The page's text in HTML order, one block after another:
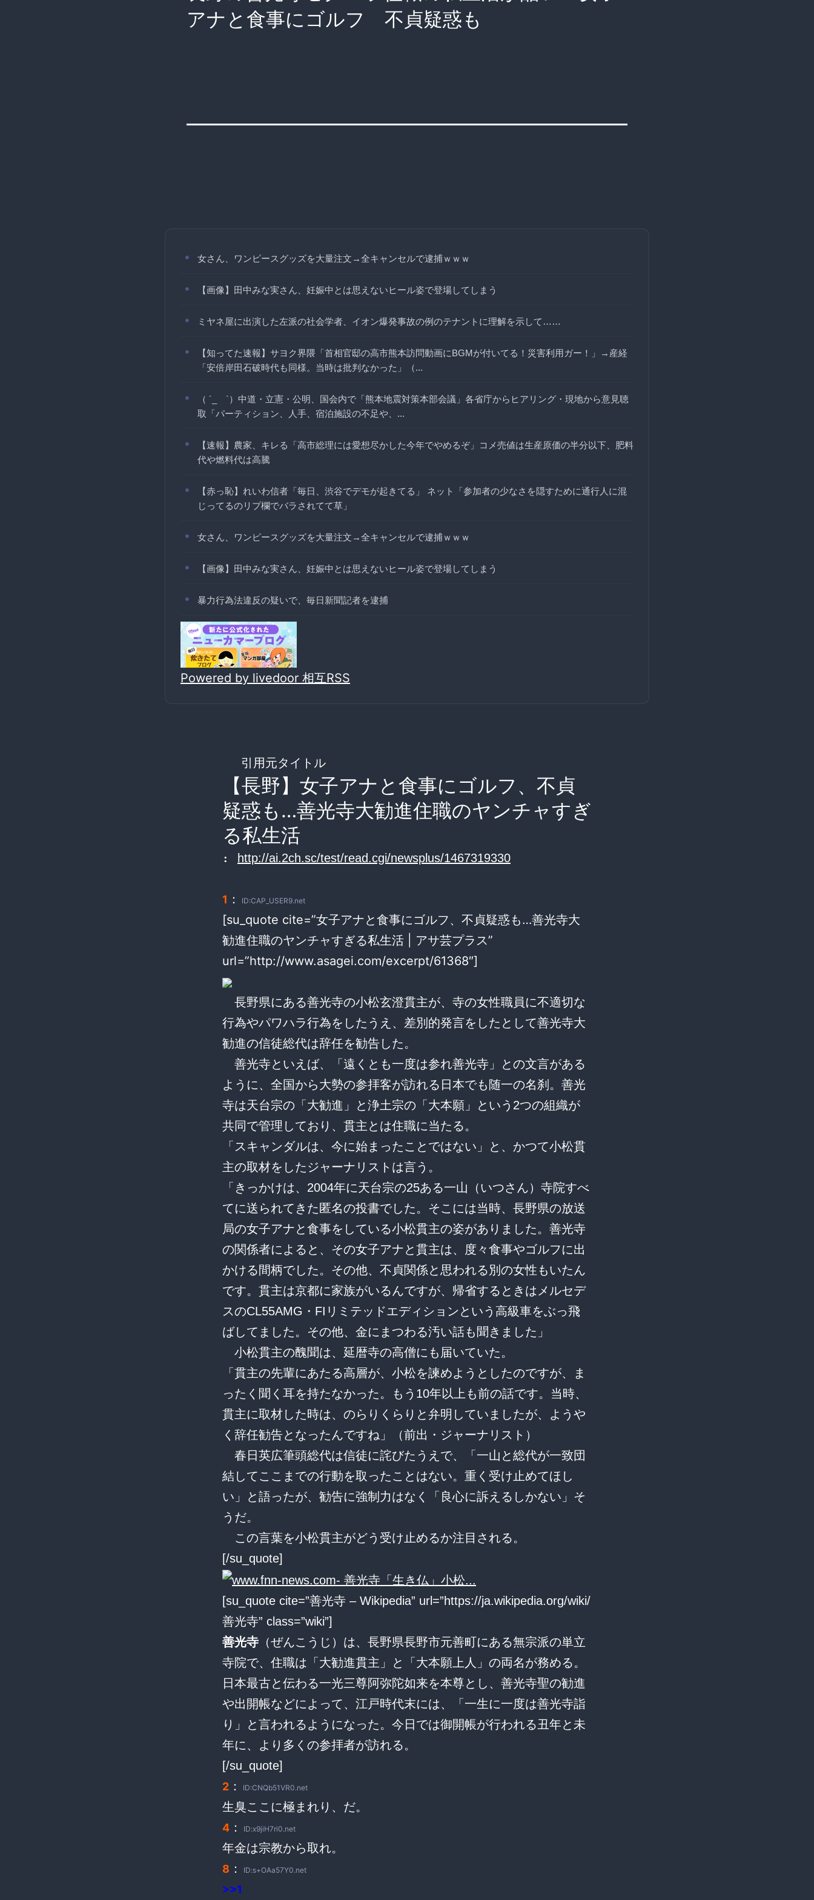
アナと食事にゴルフ 不貞疑惑も
女さん、ワンピースグッズを大量注文→全キャンセルで逮捕ｗｗｗ
【画像】田中みな実さん、妊娠中とは思えないヒール姿で登場してしまう
ミヤネ屋に出演した左派の社会学者、イオン爆発事故の例のテナントに理解を示して……
【知ってた速報】サヨク界隈「首相官邸の高市熊本訪問動画にBGMが付いてる！災害利用ガー！」→産経
「安倍岸田石破時代も同様。当時は批判なかった」（...
（ ´_ゝ`）中道・立憲・公明、国会内で「熊本地震対策本部会議」各省庁からヒアリング・現地から意見聴
取「パーティション、人手、宿泊施設の不足や、...
【速報】農家、キレる「高市総理には愛想尽かした今年でやめるぞ」コメ売値は生産原価の半分以下、肥料
代や燃料代は高騰
【赤っ恥】れいわ信者「毎日、渋谷でデモが起きてる」 ネット「参加者の少なさを隠すために通行人に混
じってるのリプ欄でバラされてて草」
女さん、ワンピースグッズを大量注文→全キャンセルで逮捕ｗｗｗ
【画像】田中みな実さん、妊娠中とは思えないヒール姿で登場してしまう
暴力行為法違反の疑いで、毎日新聞記者を逮捕
Powered by livedoor 相互RSS
引用元タイトル
【長野】女子アナと食事にゴルフ、不貞
疑惑も…善光寺大勧進住職のヤンチャすぎ
る私生活
: http://ai.2ch.sc/test/read.cgi/newsplus/1467319330
1 ： ID:CAP_USER9.net
[su_quote cite=”女子アナと食事にゴルフ、不貞疑惑も…善光寺大
勧進住職のヤンチャすぎる私生活 | アサ芸プラス”
url=”http://www.asagei.com/excerpt/61368″]
長野県にある善光寺の小松玄澄貫主が、寺の女性職員に不適切な
行為やパワハラ行為をしたうえ、差別的発言をしたとして善光寺大
勧進の信徒総代は辞任を勧告した。
善光寺といえば、「遠くとも一度は参れ善光寺」との文言がある
ように、全国から大勢の参拝客が訪れる日本でも随一の名刹。善光
寺は天台宗の「大勧進」と浄土宗の「大本願」という2つの組織が
共同で管理しており、貫主とは住職に当たる。
「スキャンダルは、今に始まったことではない」と、かつて小松貫
主の取材をしたジャーナリストは言う。
「きっかけは、2004年に天台宗の25ある一山（いつさん）寺院すべ
てに送られてきた匿名の投書でした。そこには当時、長野県の放送
局の女子アナと食事をしている小松貫主の姿がありました。善光寺
の関係者によると、その女子アナと貫主は、度々食事やゴルフに出
かける間柄でした。その他、不貞関係と思われる別の女性もいたん
です。貫主は京都に家族がいるんですが、帰省するときはメルセデ
スのCL55AMG・FIリミテッドエディションという高級車をぶっ飛
ばしてました。その他、金にまつわる汚い話も聞きました」
小松貫主の醜聞は、延暦寺の高僧にも届いていた。
「貫主の先輩にあたる高層が、小松を諫めようとしたのですが、ま
ったく聞く耳を持たなかった。もう10年以上も前の話です。当時、
貫主に取材した時は、のらりくらりと弁明していましたが、ようや
く辞任勧告となったんですね」（前出・ジャーナリスト）
春日英広筆頭総代は信徒に詫びたうえで、「一山と総代が一致団
結してここまでの行動を取ったことはない。重く受け止めてほし
い」と語ったが、勧告に強制力はなく「良心に訴えるしかない」そ
うだ。
この言葉を小松貫主がどう受け止めるか注目される。
[/su_quote]
[su_quote cite=”善光寺 – Wikipedia” url=”https://ja.wikipedia.org/wiki/
善光寺” class=”wiki”]
善光寺 （ぜんこうじ）は、長野県長野市元善町にある無宗派の単立
寺院で、住職は「大勧進貫主」と「大本願上人」の両名が務める。
日本最古と伝わる一光三尊阿弥陀如来を本尊とし、善光寺聖の勧進
や出開帳などによって、江戸時代末には、「一生に一度は善光寺詣
り」と言われるようになった。今日では御開帳が行われる丑年と未
年に、より多くの参拝者が訪れる。
[/su_quote]
2 ： ID:CNQb51VR0.net
生臭ここに極まれり、だ。
4 ： ID:x9jiH7ri0.net
年金は宗教から取れ。
8 ： ID:s+OAa57Y0.net
>>1